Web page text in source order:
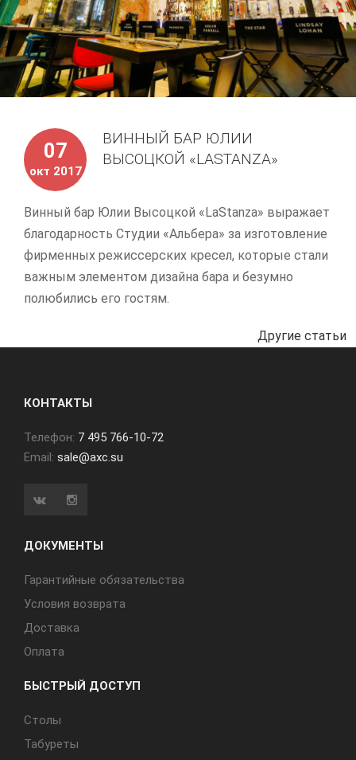
07
окт 2017
ВИННЫЙ БАР ЮЛИИ
ВЫСОЦКОЙ «LASTANZA»
Винный бар Юлии Высоцкой «LaStanza» выражает
благодарность Студии «Альбера» за изготовление
фирменных режиссерских кресел, которые стали
важным элементом дизайна бара и безумно
полюбились его гостям.
Другие статьи
КОНТАКТЫ
Телефон: 7 495 766-10-72
Email: sale@axc.su
ДОКУМЕНТЫ
Гарантийные обязательства
Условия возврата
Доставка
Оплата
БЫСТРЫЙ ДОСТУП
Cтолы
Табуреты